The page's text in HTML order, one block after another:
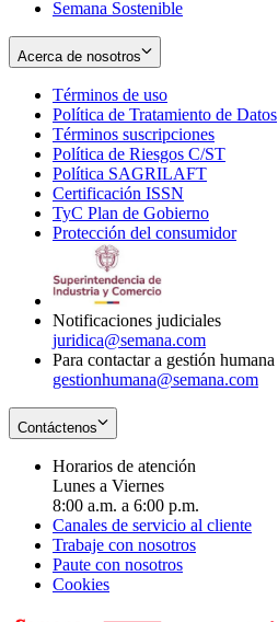
Semana Sostenible
Acerca de nosotros
Términos de uso
in
new
window
Política de Tratamiento de Datos
Términos suscripciones
in
Política de Riesgos C/ST
Política SAGRILAFT
new
window
Certificación ISSN
in
new
TyC Plan de Gobierno
in
Protección del consumidorOpens
Notificaciones judiciales
juridica@semana.com
Para contactar a gestión humana
gestionhumana@semana.com
Contáctenos
Horarios de atención
Lunes a Viernes
8:00 a.m. a 6:00 p.m.
Canales de servicio al cliente
Trabaje con nosotros
Paute con nosotros
Cookies